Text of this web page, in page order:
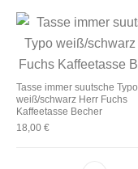
Tasse immer suutsche Typo
weiß/schwarz Herr Fuchs
Kaffeetasse Becher
18,00 €